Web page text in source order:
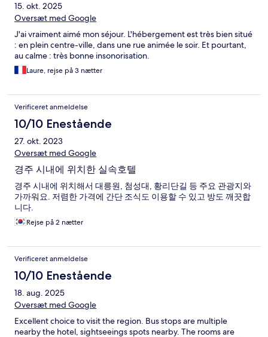
15. okt. 2025
Oversæt med Google
J'ai vraiment aimé mon séjour. L'hébergement est très bien situé
: en plein centre-ville, dans une rue animée le soir. Et pourtant,
au calme : très bonne insonorisation.
Laure, rejse på 3 nætter
Verificeret anmeldelse
10/10 Enestående
27. okt. 2023
Oversæt med Google
경주 시내에 위치한 실속호텔
경주 시내에 위치해서 대릉원, 첨성대, 황리단길 등 주요 관광지와
가까워요. 저렴한 가격에 간단 조식도 이용할 수 있고 방도 깨끗합
니다.
Rejse på 2 nætter
Verificeret anmeldelse
10/10 Enestående
18. aug. 2025
Oversæt med Google
Excellent choice to visit the region. Bus stops are multiple
nearby the hotel, sightseeings spots nearby. The rooms are